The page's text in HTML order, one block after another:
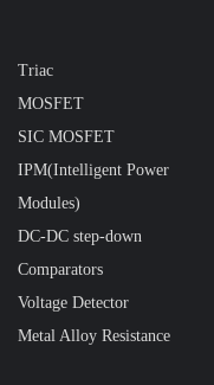
Triac
MOSFET
SIC MOSFET
IPM(Intelligent Power
Modules)
DC-DC step-down
Comparators
Voltage Detector
Metal Alloy Resistance